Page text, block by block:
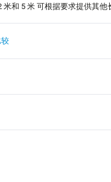
米和 5 米 可根据要求提供其他